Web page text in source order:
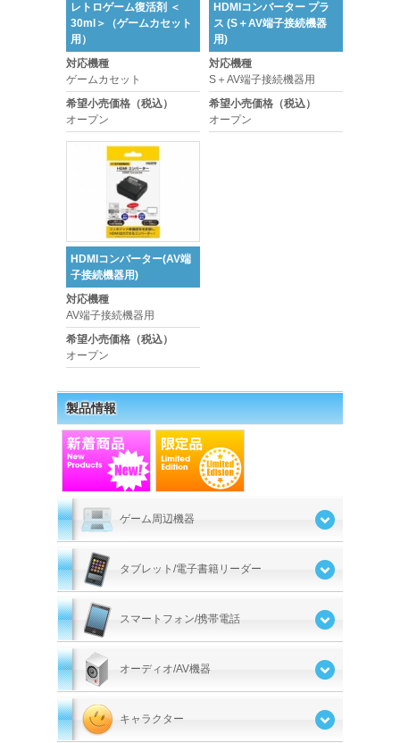
レトロゲーム復活剤 ＜
30ml＞（ゲームカセット
用）
対応機種
ゲームカセット
希望小売価格（税込）
オープン
HDMIコンバーター プラ
ス (S＋AV端子接続機器
用)
対応機種
S＋AV端子接続機器用
希望小売価格（税込）
オープン
HDMIコンバーター(AV端
子接続機器用)
対応機種
AV端子接続機器用
希望小売価格（税込）
オープン
製品情報
ゲーム周辺機器
タブレット/電子書籍リーダー
スマートフォン/携帯電話
オーディオ/AV機器
キャラクター